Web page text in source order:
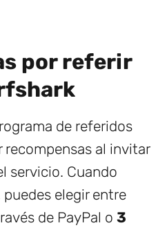
por referir
de referidos
al invitar
servicio. Cuando
elegir entre
de PayPal o 3